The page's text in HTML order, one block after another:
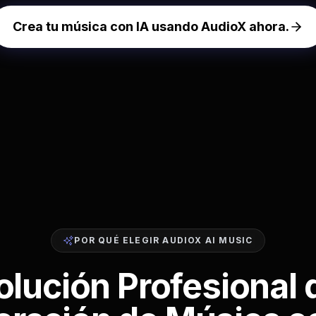
Crea tu música con IA usando AudioX ahora.
POR QUÉ ELEGIR AUDIOX AI MUSIC
Profesional